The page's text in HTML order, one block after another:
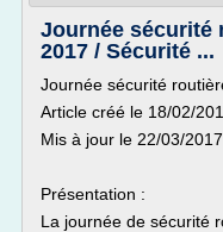
Journée sécurité
2017 / Sécurité ...
Journée sécurité
Article créé le 18/02/
Mis à jour le 22/03/2017
Présentation :
La journée de sécurité